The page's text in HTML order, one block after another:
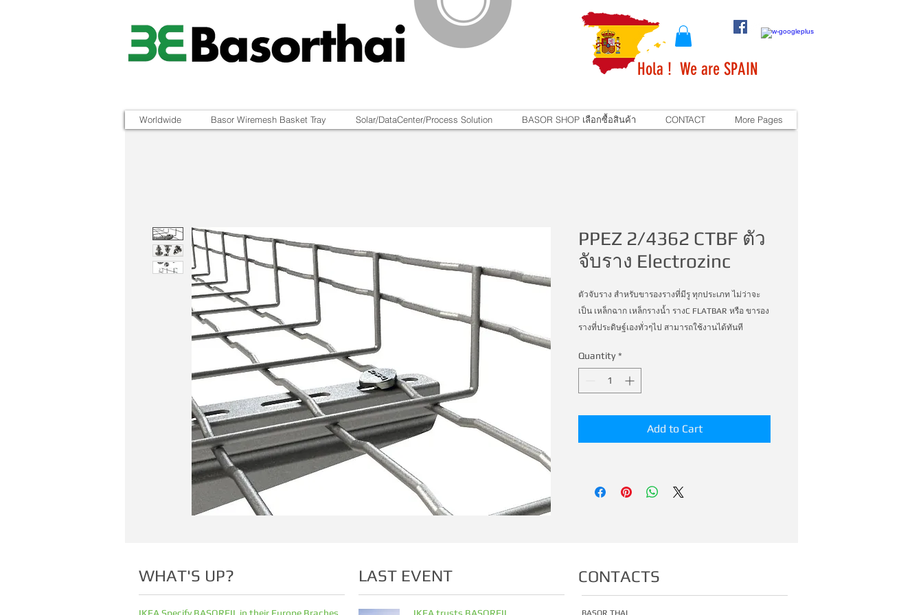
Hola ! We are SPAIN
Worldwide Basor Wiremesh Basket Tray Solar/DataCenter/Process Solution BASOR SHOP เลือกซื้อสินค้า CONTACT More Pages
PPEZ 2/4362 CTBF ตัว
จับราง Electrozinc
ตัวจับราง สำหรับขารองรางที่มีรู ทุกประเภท ไม่ว่าจะ
เป็น เหล็กฉาก เหล็กรางน้ำ รางC FLATBAR หรือ ขารอง
รางที่ประดิษฐ์เองทั่วๆไป สามารถใช้งานได้ทันที
Quantity *
Add to Cart
WHAT'S UP? LAST EVENT CONTACTS
BASOR THAI